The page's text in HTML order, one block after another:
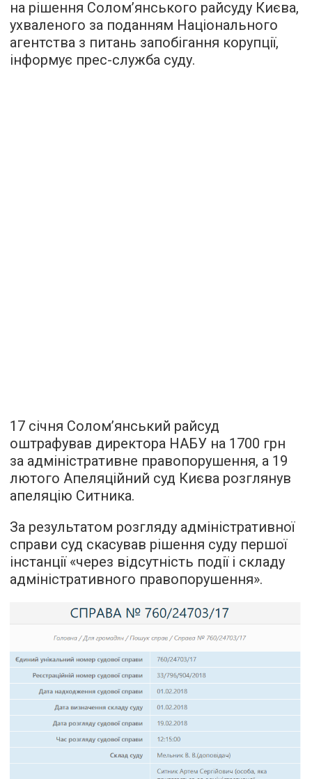
на рішення Солом’янського райсуду Києва,
ухваленого за поданням Національного
агентства з питань запобігання корупції,
інформує прес-служба суду.
17 січня Солом’янський райсуд
оштрафував директора НАБУ на 1700 грн
за адміністративне правопорушення, а 19
лютого Апеляційний суд Києва розглянув
апеляцію Ситника.
За результатом розгляду адміністративної
справи суд скасував рішення суду першої
інстанції «через відсутність події і складу
адміністративного правопорушення».